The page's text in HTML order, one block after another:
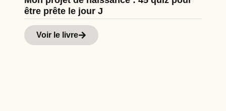
être prête le jour J
Voir le livre